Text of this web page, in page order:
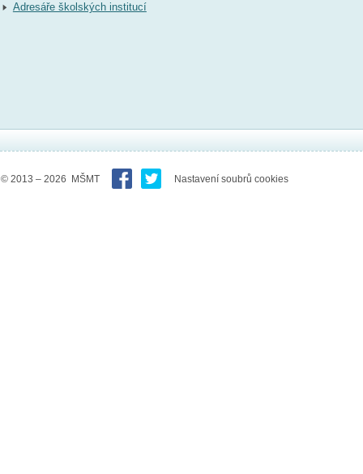
Adresáře školských institucí
© 2013 – 2026 MŠMT Nastavení soubrů cookies